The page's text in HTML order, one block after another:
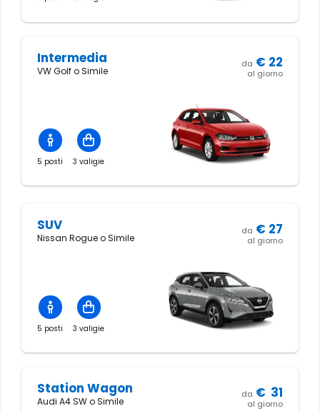
Intermedia
VW Golf o Simile
5 posti 3 valigie
da € 22
al giorno
SUV
Nissan Rogue o Simile
5 posti 3 valigie
da € 27
al giorno
Station Wagon
Audi A4 SW o Simile
da € 31
al giorno